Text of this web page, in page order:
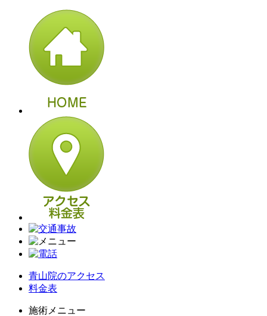
青山院のアクセス
料金表
施術メニュー